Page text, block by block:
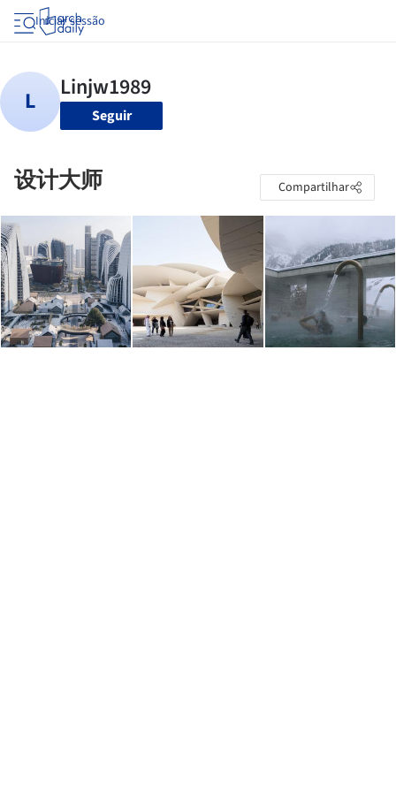
Iniciar sessão
Seguir
设计大师 Compartilhar